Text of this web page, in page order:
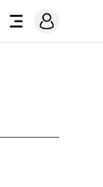
전
메
그